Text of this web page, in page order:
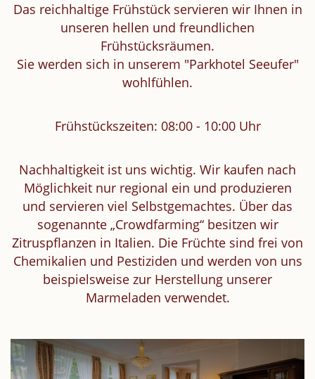
Das reichhaltige Frühstück servieren wir Ihnen in
unseren hellen und freundlichen
Frühstücksräumen.
Sie werden sich in unserem "Parkhotel Seeufer"
wohlfühlen.
Frühstückszeiten: 08:00 - 10:00 Uhr
Nachhaltigkeit ist uns wichtig. Wir kaufen nach
Möglichkeit nur regional ein und produzieren
und servieren viel Selbstgemachtes. Über das
sogenannte „Crowdfarming“ besitzen wir
Zitruspflanzen in Italien. Die Früchte sind frei von
Chemikalien und Pestiziden und werden von uns
beispielsweise zur Herstellung unserer
Marmeladen verwendet.